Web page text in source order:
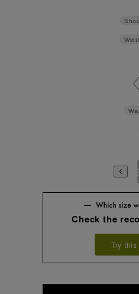
BE7
Check the
Try